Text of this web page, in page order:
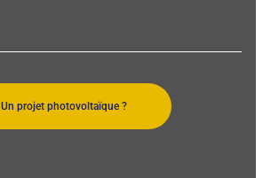
Un projet photovoltaïque ?